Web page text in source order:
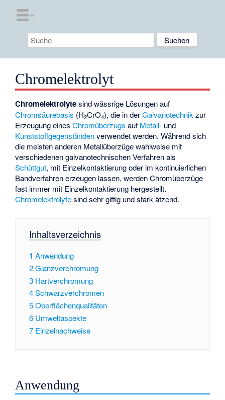
Chromelektrolyt
Chromelektrolytesind wässrige Lösungen auf
Chromsäurebasis (H2CrO4), die in derGalvanotechnikzur
Erzeugung einesChromüberzugs auf Metall- und
Kunststoffgegenständenverwendet werden. Während sich
die meisten anderen Metallüberzüge wahlweise mit
verschiedenen galvanotechnischen Verfahren als
Schüttgut, mit Einzelkontaktierung oder im kontinuierlichen
Bandverfahren erzeugen lassen, werden Chromüberzüge
fast immer mit Einzelkontaktierung hergestellt.
Chromelektrolytesind sehr giftig und stark ätzend.
Inhaltsverzeichnis
1 Anwendung
2Glanzverchromung
3 Hartverchromung
4Schwarzverchromen
5Oberflächenqualitäten
6 Umweltaspekte
7 Einzelnachweise
Anwendung